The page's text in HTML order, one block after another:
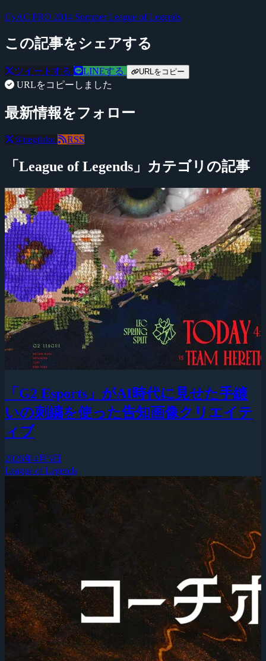
CyAC PRO 2014 SummerLeague of Legends
この記事をシェアする
ツイートする LINEする URLをコピー
URLをコピーしました
最新情報をフォロー
@negitaku RSS
「League of Legends」カテゴリの記事
「G2 Esports」がAI時代に見せた手縫
いの刺繍を使った告知画像クリエイテ
ィブ
2026年4月5日
League of Legends